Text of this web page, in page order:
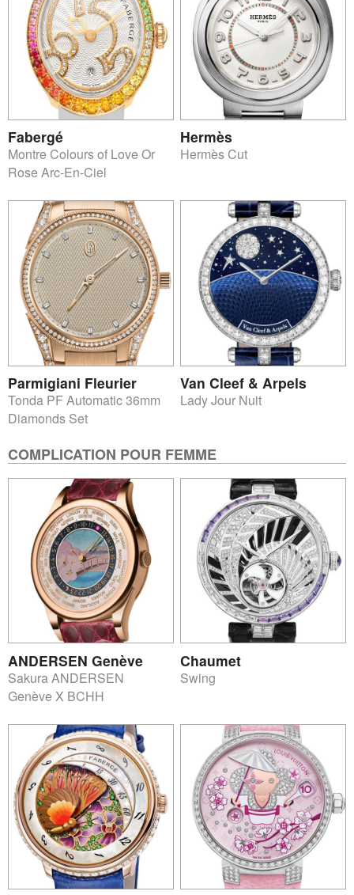
Fabergé
Montre Colours of Love Or
Rose Arc-En-Ciel
Hermès
Hermès Cut
Parmigiani Fleurier
Tonda PF Automatic 36mm
Diamonds Set
Van Cleef & Arpels
Lady Jour Nuit
COMPLICATION POUR FEMME
ANDERSEN Genève
Sakura ANDERSEN
Genève X BCHH
Chaumet
Swing